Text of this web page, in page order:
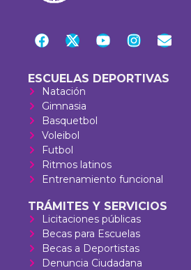
ESCUELAS DEPORTIVAS
Natación
Gimnasia
Basquetbol
Voleibol
Futbol
Ritmos latinos
Entrenamiento funcional
TRÁMITES Y SERVICIOS
Licitaciones públicas
Becas para Escuelas
Becas a Deportistas
Denuncia Ciudadana